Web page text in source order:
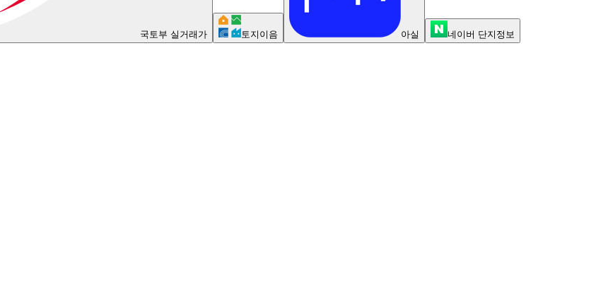
국토부 실거래가 토지이음 아실 네이버 단지정보